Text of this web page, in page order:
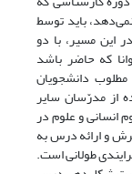
باید توسط
این مسیر، با دو
که حاضر باشد
مطلوب دانشجویان
از مدرّسان سایر
انسانی و علوم در
و ارائه درس به
طولانی است.